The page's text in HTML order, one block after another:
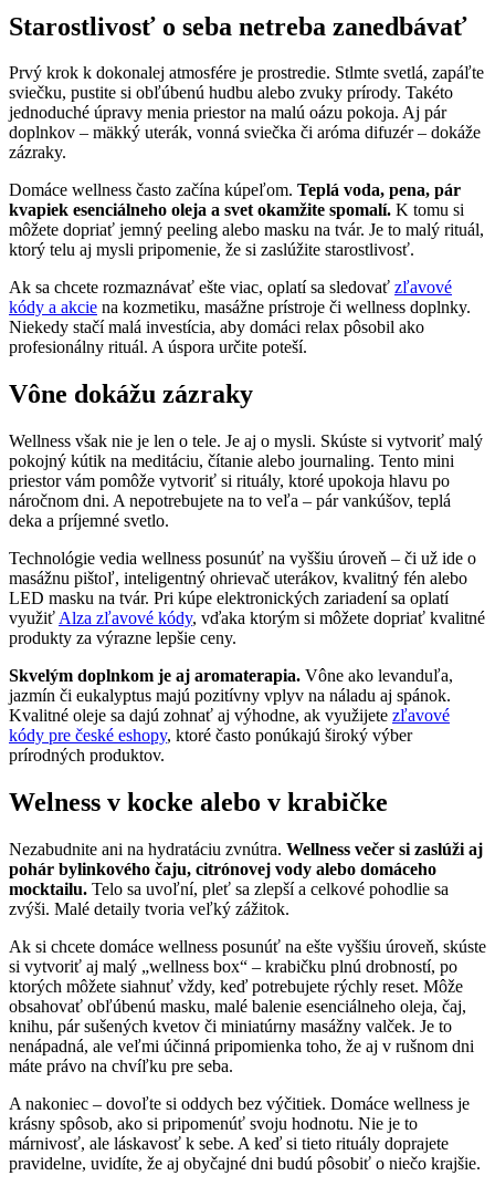
Starostlivosť o seba netreba zanedbávať
Prvý krok k dokonalej atmosfére je prostredie. Stlmte svetlá, zapáľte
sviečku, pustite si obľúbenú hudbu alebo zvuky prírody. Takéto
jednoduché úpravy menia priestor na malú oázu pokoja. Aj pár
doplnkov – mäkký uterák, vonná sviečka či aróma difuzér – dokáže
zázraky.
Domáce wellness často začína kúpeľom. Teplá voda, pena, pár
kvapiek esenciálneho oleja a svet okamžite spomalí. K tomu si
môžete dopriať jemný peeling alebo masku na tvár. Je to malý rituál,
ktorý telu aj mysli pripomenie, že si zaslúžite starostlivosť.
Ak sa chcete rozmaznávať ešte viac, oplatí sa sledovať zľavové
kódy a akcie na kozmetiku, masážne prístroje či wellness doplnky.
Niekedy stačí malá investícia, aby domáci relax pôsobil ako
profesionálny rituál. A úspora určite poteší.
Vône dokážu zázraky
Wellness však nie je len o tele. Je aj o mysli. Skúste si vytvoriť malý
pokojný kútik na meditáciu, čítanie alebo journaling. Tento mini
priestor vám pomôže vytvoriť si rituály, ktoré upokoja hlavu po
náročnom dni. A nepotrebujete na to veľa – pár vankúšov, teplá
deka a príjemné svetlo.
Technológie vedia wellness posunúť na vyššiu úroveň – či už ide o
masážnu pištoľ, inteligentný ohrievač uterákov, kvalitný fén alebo
LED masku na tvár. Pri kúpe elektronických zariadení sa oplatí
využiť Alza zľavové kódy, vďaka ktorým si môžete dopriať kvalitné
produkty za výrazne lepšie ceny.
Skvelým doplnkom je aj aromaterapia. Vône ako levanduľa,
jazmín či eukalyptus majú pozitívny vplyv na náladu aj spánok.
Kvalitné oleje sa dajú zohnať aj výhodne, ak využijete zľavové
kódy pre české eshopy, ktoré často ponúkajú široký výber
prírodných produktov.
Welness v kocke alebo v krabičke
Nezabudnite ani na hydratáciu zvnútra. Wellness večer si zaslúži aj
pohár bylinkového čaju, citrónovej vody alebo domáceho
mocktailu. Telo sa uvoľní, pleť sa zlepší a celkové pohodlie sa
zvýši. Malé detaily tvoria veľký zážitok.
Ak si chcete domáce wellness posunúť na ešte vyššiu úroveň, skúste
si vytvoriť aj malý „wellness box“ – krabičku plnú drobností, po
ktorých môžete siahnuť vždy, keď potrebujete rýchly reset. Môže
obsahovať obľúbenú masku, malé balenie esenciálneho oleja, čaj,
knihu, pár sušených kvetov či miniatúrny masážny valček. Je to
nenápadná, ale veľmi účinná pripomienka toho, že aj v rušnom dni
máte právo na chvíľku pre seba.
A nakoniec – dovoľte si oddych bez výčitiek. Domáce wellness je
krásny spôsob, ako si pripomenúť svoju hodnotu. Nie je to
márnivosť, ale láskavosť k sebe. A keď si tieto rituály doprajete
pravidelne, uvidíte, že aj obyčajné dni budú pôsobiť o niečo krajšie.